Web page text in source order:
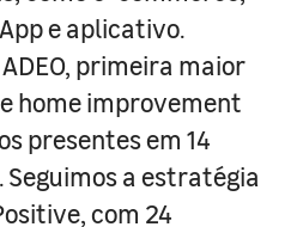
e aplicativo.
primeira maior
home improvement
presentes em 14
a estratégia
com 24